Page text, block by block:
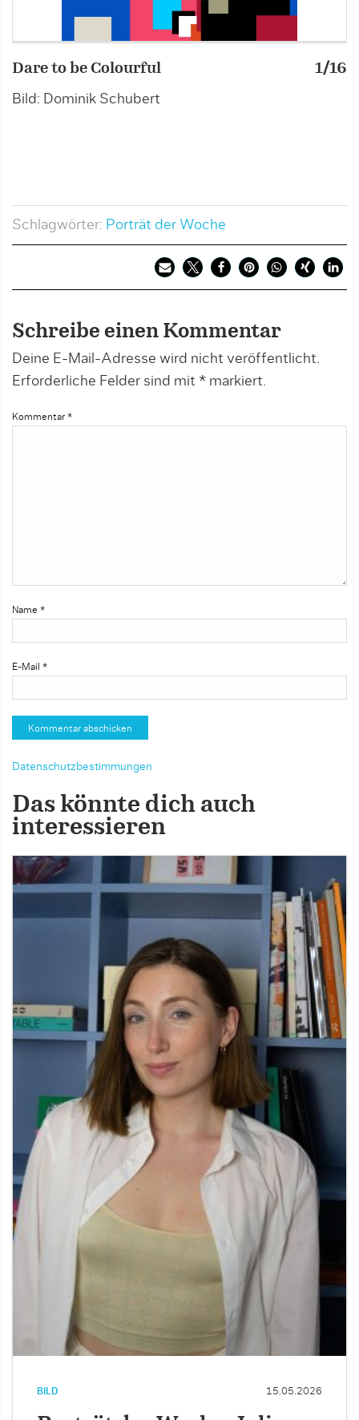
Dare to be Colourful
Bild: Dominik Schubert
1/16
Schlagwörter: Porträt der Woche
Schreibe einen Kommentar
Deine E-Mail-Adresse wird nicht veröffentlicht.
Erforderliche Felder sind mit * markiert.
Kommentar *
Name *
E-Mail *
Datenschutzbestimmungen
Das könnte dich auch
interessieren
BILD 15.05.2026